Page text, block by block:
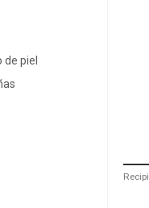
de piel